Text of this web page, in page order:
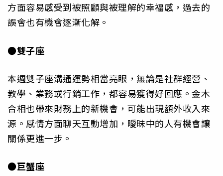
方面容易感受到被照顧與被理解的幸福感，過去的
誤會也有機會逐漸化解。
●雙子座
本週雙子座溝通運勢相當亮眼，無論是社群經營、
教學、業務或行銷工作，都容易獲得好回應。金木
合相也帶來財務上的新機會，可能出現額外收入來
源。感情方面聊天互動增加，曖昧中的人有機會讓
關係更進一步。
●巨蟹座